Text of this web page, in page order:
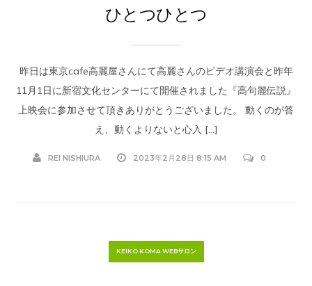
ひとつひとつ
昨日は東京cafe高麗屋さんにて高麗さんのビデオ講演会と昨年
11月1日に新宿文化センターにて開催されました『高句麗伝説』
上映会に参加させて頂きありがとうございました。 動くのが答
え、動くよりないと心入 […]
REI NISHIURA 2023年2月28日 8:15 AM 0
KEIKO KOMA WEBサロン